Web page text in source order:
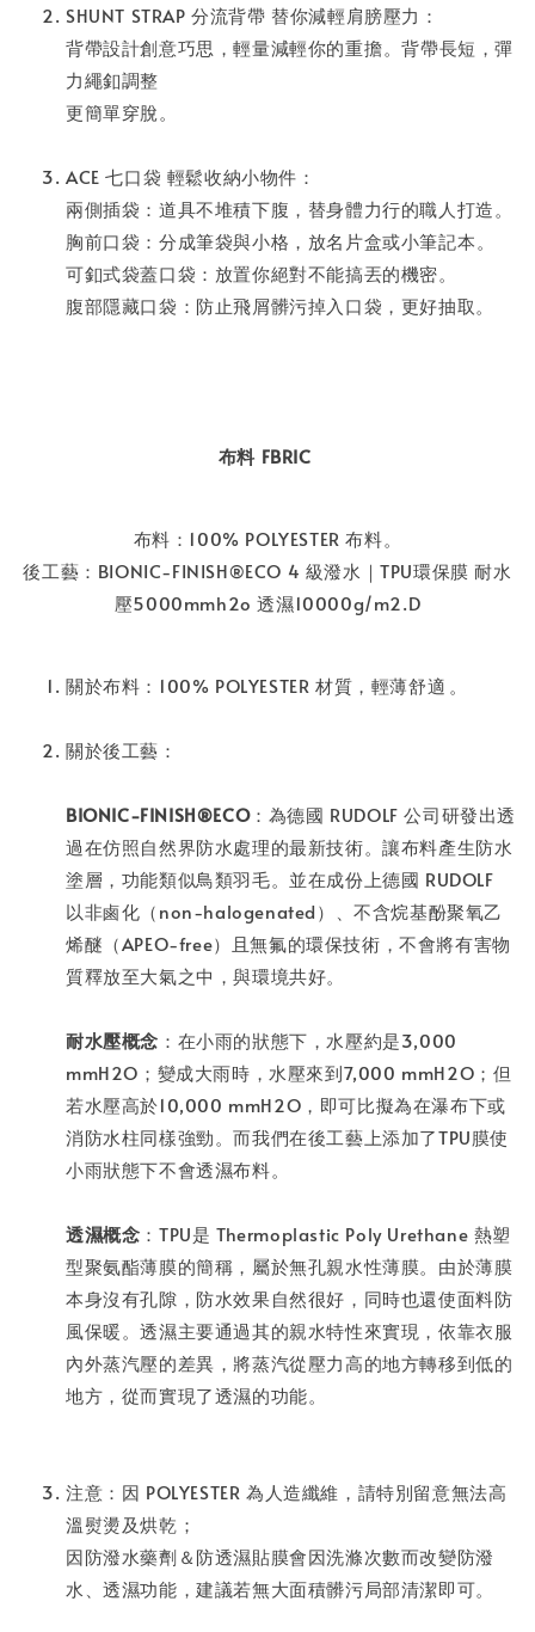
SHUNT STRAP 分流背帶 替你減輕肩膀壓力：
背帶設計創意巧思，輕量減輕你的重擔⁣。背帶長短，彈
力繩釦調整
更簡單穿脫。⁣
ACE 七口袋 輕鬆收納小物件：
兩側插袋：道具不堆積下腹，替身體力行的職人打造。
胸前口袋：分成筆袋與小格，放名片盒或小筆記本⁣。
可釦式袋蓋口袋：放置你絕對不能搞丟的機密。
腹部隱藏口袋：防止飛屑髒污掉入口袋，更好抽取。
布料 FBRIC
布料：100% POLYESTER 布料。
後工藝：BIONIC-FINISH®ECO 4 級潑水｜TPU環保膜 耐水
壓5000mmh2o 透濕10000g/m2.D
關於布料：100% POLYESTER 材質，輕薄舒適⁣⁣⁣⁣。
關於後工藝：
BIONIC-FINISH®ECO：為德國 RUDOLF 公司研發出透
過在仿照自然界防水處理的最新技術。讓布料產生防水
塗層，功能類似鳥類羽毛。並在成份上德國 RUDOLF
以非鹵化（non-halogenated）、不含烷基酚聚氧乙
烯醚（APEO-free）且無氟的環保技術，不會將有害物
質釋放至大氣之中，與環境共好。
耐水壓概念 ：在小雨的狀態下，水壓約是3,000
mmH2O；變成大雨時，水壓來到7,000 mmH2O；但
若水壓高於10,000 mmH2O，即可比擬為在瀑布下或
消防水柱同樣強勁。而我們在後工藝上添加了TPU膜使
小雨狀態下不會透濕布料。
透濕概念 ：TPU是 Thermoplastic Poly Urethane 熱塑
型聚氨酯薄膜的簡稱，屬於無孔親水性薄膜。由於薄膜
本身沒有孔隙，防水效果自然很好，同時也還使面料防
風保暖。透濕主要通過其的親水特性來實現，依靠衣服
內外蒸汽壓的差異，將蒸汽從壓力高的地方轉移到低的
地方，從而實現了透濕的功能。
注意：因 POLYESTER 為人造纖維，請特別留意無法高
溫熨燙及烘乾；
因防潑水藥劑＆防透濕貼膜會因洗滌次數而改變防潑
水、透濕功能，建議若無大面積髒污局部清潔即可。